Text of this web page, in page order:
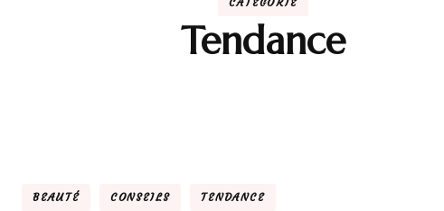
Tendance
BEAUTÉ CONSEILS TENDANCE